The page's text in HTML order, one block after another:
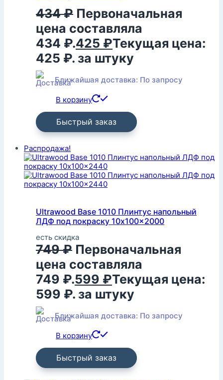
434₽ Первоначальная
цена составляла
434 ₽.425 ₽Текущая цена:
425 ₽. за штуку
Ближайшая доставка: По запросу
В корзину
Быстрый заказ
Распродажа!
Ultrawood Base 1010 Плинтус напольный
ЛДФ под покраску 10x100x2000
есть скидка
749₽ Первоначальная
цена составляла
749 ₽.599 ₽Текущая цена:
599 ₽. за штуку
Ближайшая доставка: По запросу
В корзину
Быстрый заказ